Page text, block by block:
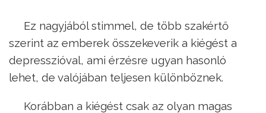
Ez nagyjából stimmel, de több szakértő
szerint az emberek összekeverik a kiégést a
depresszióval, ami érzésre ugyan hasonló
lehet, de valójában teljesen különböznek.
Korábban a kiégést csak az olyan magas